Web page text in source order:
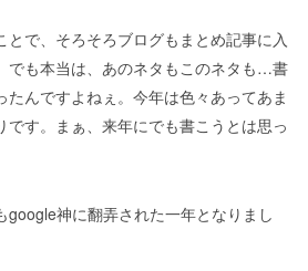
で、そろそろブログもまとめ記事に入
でも本当は、あのネタもこのネタも…書
たんですよねぇ。今年は色々あってあま
です。まぁ、来年にでも書こうとは思っ
google神に翻弄された一年となりまし